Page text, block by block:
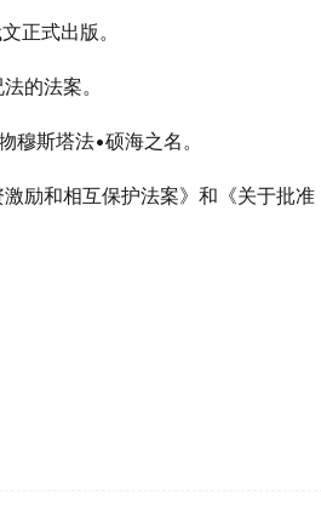
正式出版。
的法案。
斯塔法•硕海之名。
励和相互保护法案》和《关于批准